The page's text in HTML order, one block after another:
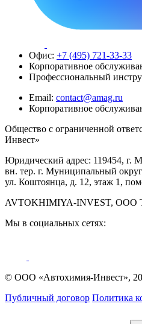
Офис: +7 (495) 721-33-33
Корпоративное
Профессиональный
Email: contact@amag.ru
Корпоративное
Общество с ограниченной
Инвест»
Юридический адрес: 119454, г.
вн. тер. г. Муниципальный
ул. Коштоянца, д. 12, этаж 1,
AVTOKHIMIYA-INVEST, OOO
Мы в социальных сетях:
© ООО «Автохимия-Инвест»,
Публичный договор Политика